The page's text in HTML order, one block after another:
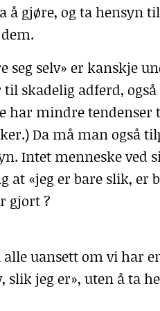
å gjøre, og ta hensyn
seg selv» er kanskje
skadelig adferd,
har mindre
Da må man også
Intet menneske ved
«jeg er bare slik, er
gjort ?
uansett om vi har
slik jeg er», uten å ta